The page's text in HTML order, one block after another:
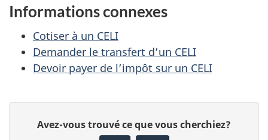
Informations connexes
Cotiser à un CELI
Demander le transfert d’un CELI
Devoir payer de l’impôt sur un CELI
Avez-vous trouvé ce que vous cherchiez?